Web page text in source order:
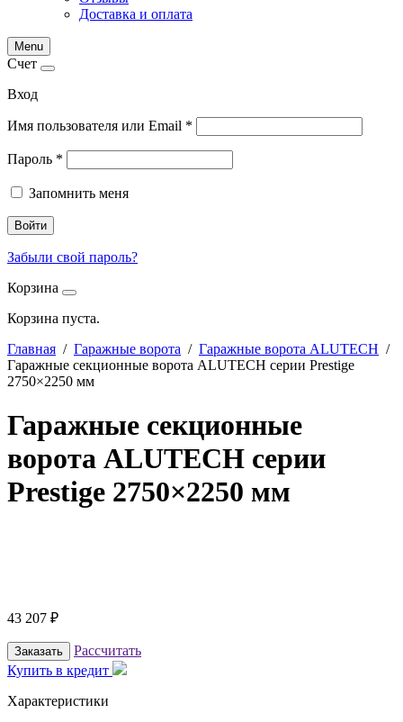
Доставка и оплата
Menu
Счет
Вход
Имя пользователя или Email *
Пароль *
Запомнить меня
Войти
Забыли свой пароль?
Корзина
Корзина пуста.
Главная / Гаражные ворота / Гаражные ворота ALUTECH /
Гаражные секционные ворота ALUTECH серии Prestige
2750×2250 мм
Гаражные секционные
ворота ALUTECH серии
Prestige 2750×2250 мм
43 207 ₽
Заказать
Рассчитать
Купить в кредит
Характеристики